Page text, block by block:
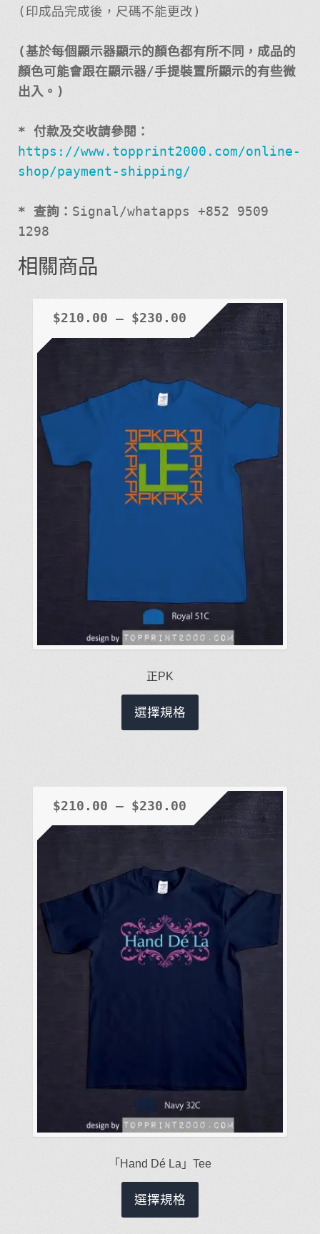
(印成品完成後，尺碼不能更改)
(基於每個顯示器顯示的顏色都有所不同，成品的
顏色可能會跟在顯示器/手提裝置所顯示的有些微
出入。)
* 付款及交收請參閱：
https://www.topprint2000.com/online-
shop/payment-shipping/
* 查詢： Signal/whatapps +852 9509
1298
相關商品
正PK
$210.00 – $230.00
選擇規格
款
品
頁
面
「Hand Dé La」Tee
$210.00 – $230.00
選擇規格